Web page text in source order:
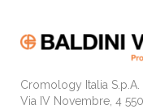
Cromology Italia
Via IV Novembre, 4